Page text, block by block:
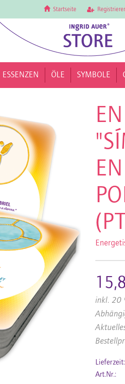
Startseite
ESSENZEN ÖLE SYMBOLE
inkl. 20
Lieferzeit:
Art.Nr.: